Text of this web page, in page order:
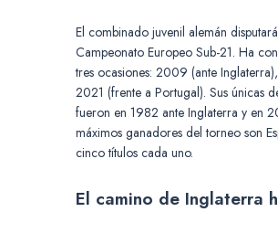
El combinado juvenil alemán
Campeonato Europeo Sub-21. Ha
tres ocasiones: 2009 (ante
2021 (frente a Portugal). Sus únicas
fueron en 1982 ante Inglaterra y en
máximos ganadores del torneo son
cinco títulos cada uno.
El camino de Inglaterra